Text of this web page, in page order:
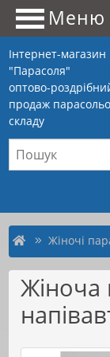
Меню
Інтернет-магазин
"Парасоля"
оптово-
продаж
складу
Жіночі
Жіноча